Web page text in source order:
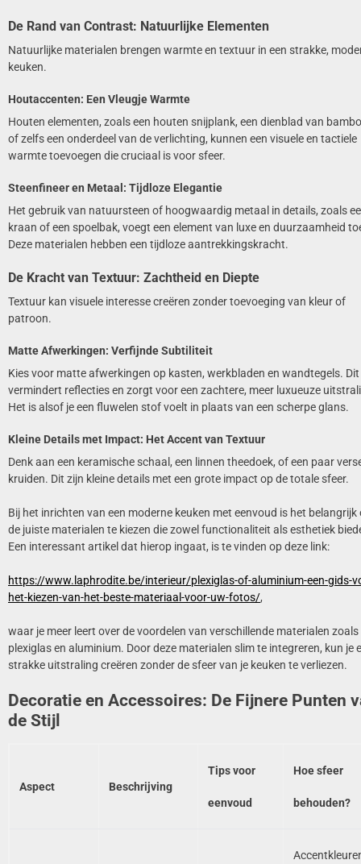
De Rand van Contrast: Natuurlijke Elementen
Natuurlijke materialen brengen warmte en textuur in een strakke,
keuken.
Houtaccenten: Een Vleugje Warmte
Houten elementen, zoals een houten snijplank, een dienblad van
of zelfs een onderdeel van de verlichting, kunnen een visuele en tactiele
warmte toevoegen die cruciaal is voor sfeer.
Steenfineer en Metaal: Tijdloze Elegantie
Het gebruik van natuursteen of hoogwaardig metaal in details, zoals
kraan of een spoelbak, voegt een element van luxe en duurzaamheid
Deze materialen hebben een tijdloze aantrekkingskracht.
De Kracht van Textuur: Zachtheid en Diepte
Textuur kan visuele interesse creëren zonder toevoeging van kleur of
patroon.
Matte Afwerkingen: Verfijnde Subtiliteit
Kies voor matte afwerkingen op kasten, werkbladen en wandtegels. Dit
vermindert reflecties en zorgt voor een zachtere, meer luxueuze
Het is alsof je een fluwelen stof voelt in plaats van een scherpe glans.
Kleine Details met Impact: Het Accent van Textuur
Denk aan een keramische schaal, een linnen theedoek, of een paar
kruiden. Dit zijn kleine details met een grote impact op de totale sfeer.
Bij het inrichten van een moderne keuken met eenvoud is het belangrijk
de juiste materialen te kiezen die zowel functionaliteit als esthetiek
Een interessant artikel dat hierop ingaat, is te vinden op deze link:
https://www.laphrodite.be/interieur/plexiglas-of-aluminium-een-gids-
het-kiezen-van-het-beste-materiaal-voor-uw-fotos/,
waar je meer leert over de voordelen van verschillende materialen zoals
plexiglas en aluminium. Door deze materialen slim te integreren, kun je
strakke uitstraling creëren zonder de sfeer van je keuken te verliezen.
Decoratie en Accessoires: De Fijnere Punten
de Stijl
Aspect Beschrijving
Tips voor
eenvoud
Hoe sfeer
behouden?